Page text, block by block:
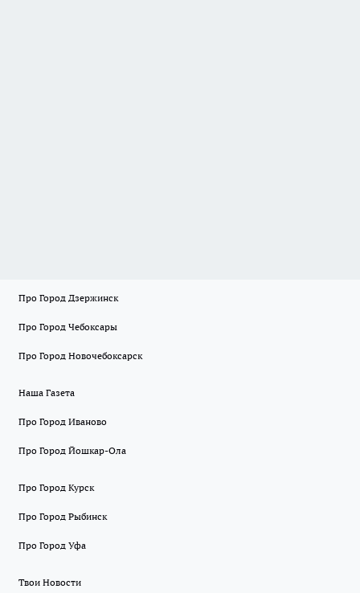
Про Город Дзержинск
Про Город Чебоксары
Про Город Новочебоксарск
Наша Газета
Про Город Иваново
Про Город Йошкар-Ола
Про Город Курск
Про Город Рыбинск
Про Город Уфа
Твои Новости